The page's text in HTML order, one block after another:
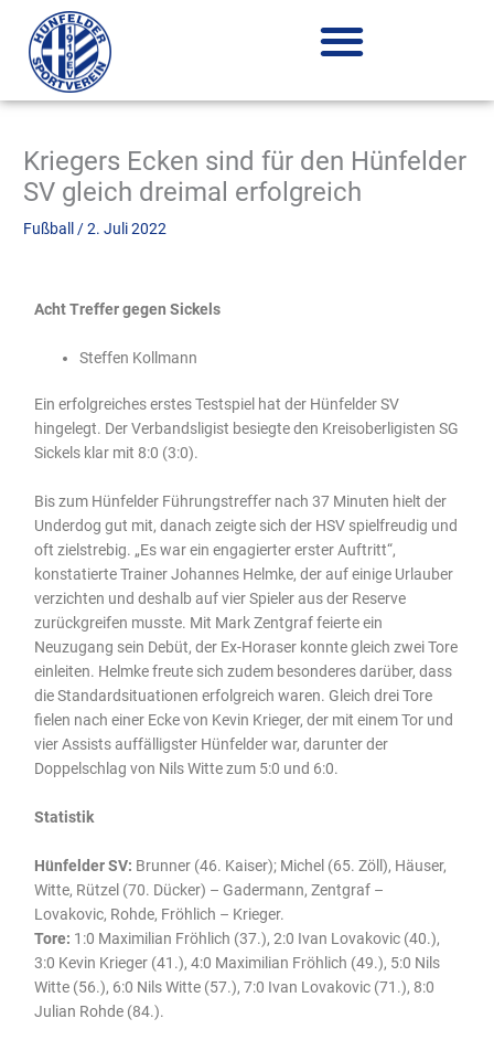
Inhalt
springen
Kriegers Ecken sind für den Hünfelder
SV gleich dreimal erfolgreich
Fußball /2. Juli 2022
Acht Treffer gegen Sickels
Steffen Kollmann
Ein erfolgreiches erstes Testspiel hat der Hünfelder SV
hingelegt. Der Verbandsligist besiegte den Kreisoberligisten SG
Sickels klar mit 8:0 (3:0).
Bis zum Hünfelder Führungstreffer nach 37 Minuten hielt der
Underdog gut mit, danach zeigte sich der HSV spielfreudig und
oft zielstrebig. „Es war ein engagierter erster Auftritt“,
konstatierte Trainer Johannes Helmke, der auf einige Urlauber
verzichten und deshalb auf vier Spieler aus der Reserve
zurückgreifen musste. Mit Mark Zentgraf feierte ein
Neuzugang sein Debüt, der Ex-Horaser konnte gleich zwei Tore
einleiten. Helmke freute sich zudem besonderes darüber, dass
die Standardsituationen erfolgreich waren. Gleich drei Tore
fielen nach einer Ecke von Kevin Krieger, der mit einem Tor und
vier Assists auffälligster Hünfelder war, darunter der
Doppelschlag von Nils Witte zum 5:0 und 6:0.
Statistik
Hünfelder SV: Brunner (46. Kaiser); Michel (65. Zöll), Häuser,
Witte, Rützel (70. Dücker) – Gadermann, Zentgraf –
Lovakovic, Rohde, Fröhlich – Krieger.
Tore: 1:0 Maximilian Fröhlich (37.), 2:0 Ivan Lovakovic (40.),
3:0 Kevin Krieger (41.), 4:0 Maximilian Fröhlich (49.), 5:0 Nils
Witte (56.), 6:0 Nils Witte (57.), 7:0 Ivan Lovakovic (71.), 8:0
Julian Rohde (84.).